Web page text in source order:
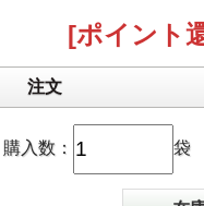
[ポイント
注文
購入数： 袋